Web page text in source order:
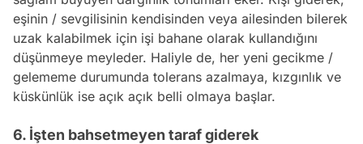
eşinin / sevgilisinin kendisinden veya ailesinden bilerek
uzak kalabilmek için işi bahane olarak kullandığını
düşünmeye meyleder. Haliyle de, her yeni gecikme /
gelememe durumunda tolerans azalmaya, kızgınlık ve
küskünlük ise açık açık belli olmaya başlar.
6. İşten bahsetmeyen taraf giderek